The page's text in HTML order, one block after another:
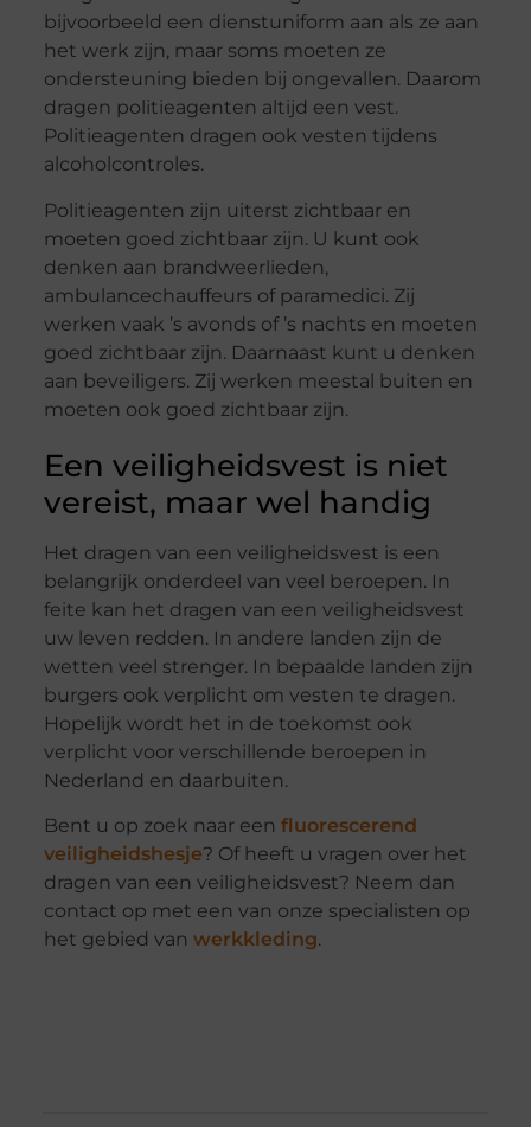
bijvoorbeeld een dienstuniform aan als ze aan
het werk zijn, maar soms moeten ze
ondersteuning bieden bij ongevallen. Daarom
dragen politieagenten altijd een vest.
Politieagenten dragen ook vesten tijdens
alcoholcontroles.
Politieagenten zijn uiterst zichtbaar en
moeten goed zichtbaar zijn. U kunt ook
denken aan brandweerlieden,
ambulancechauffeurs of paramedici. Zij
werken vaak ’s avonds of ’s nachts en moeten
goed zichtbaar zijn. Daarnaast kunt u denken
aan beveiligers. Zij werken meestal buiten en
moeten ook goed zichtbaar zijn.
Een veiligheidsvest is niet
vereist, maar wel handig
Het dragen van een veiligheidsvest is een
belangrijk onderdeel van veel beroepen. In
feite kan het dragen van een veiligheidsvest
uw leven redden. In andere landen zijn de
wetten veel strenger. In bepaalde landen zijn
burgers ook verplicht om vesten te dragen.
Hopelijk wordt het in de toekomst ook
verplicht voor verschillende beroepen in
Nederland en daarbuiten.
Bent u op zoek naar een fluorescerend
veiligheidshesje? Of heeft u vragen over het
dragen van een veiligheidsvest? Neem dan
contact op met een van onze specialisten op
het gebied van werkkleding.